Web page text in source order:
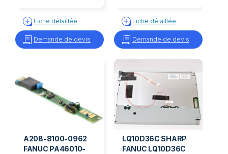
Fiche détaillée
Demande de devis
Fiche détaillée
Demande de devis
A20B-8100-0962
FANUC PA46010-
LQ10D36C SHARP
FANUC LQ10D36C